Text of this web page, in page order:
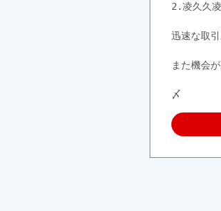
2.凌久久
迅速な取
また機会
〆